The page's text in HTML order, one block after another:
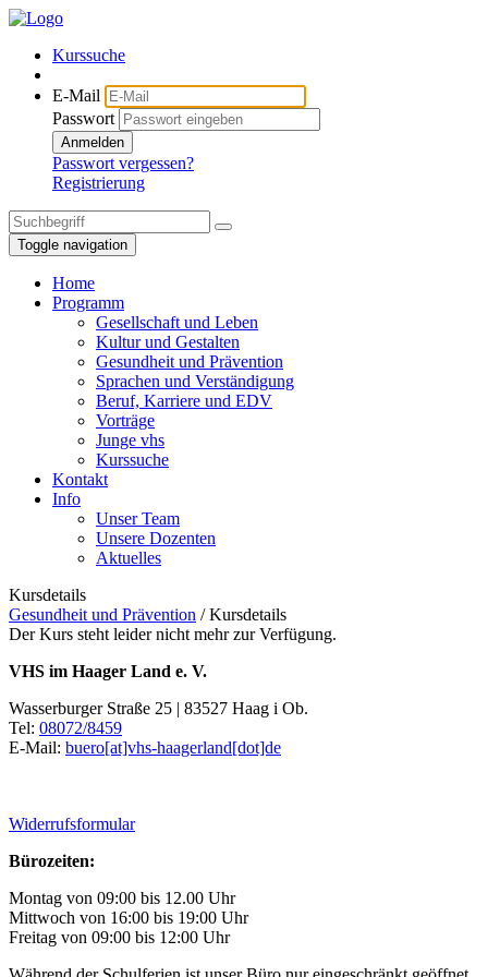
Kurssuche
E-Mail
Passwort
Anmelden
Passwort vergessen?
Registrierung
Toggle navigation
Home
Programm
Gesellschaft und Leben
Kultur und Gestalten
Gesundheit und Prävention
Sprachen und Verständigung
Beruf, Karriere und EDV
Vorträge
Junge vhs
Kurssuche
Kontakt
Info
Unser Team
Unsere Dozenten
Aktuelles
Kursdetails
Gesundheit und Prävention /Kursdetails
Der Kurs steht leider nicht mehr zur Verfügung.
VHS im Haager Land e. V.
Wasserburger Straße 25 | 83527 Haag i Ob.
Tel: 08072/8459
E-Mail: buero[at]vhs-haagerland[dot]de
Widerrufsformular
Bürozeiten:
Montag von 09:00 bis 12.00 Uhr
Mittwoch von 16:00 bis 19:00 Uhr
Freitag von 09:00 bis 12:00 Uhr